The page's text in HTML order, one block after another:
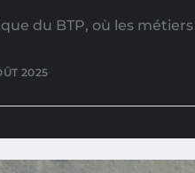
du BTP, où les
2025